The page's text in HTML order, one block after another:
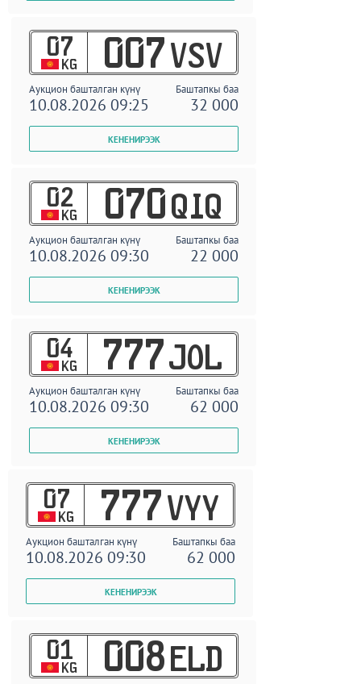
07
KG 007 VSV
Аукцион башталган күнү Баштапкы баа
10.08.2026 09:25 32 000
02
KG 070 QIQ
Аукцион башталган күнү Баштапкы баа
10.08.2026 09:30 22 000
04
KG 777 JOL
Аукцион башталган күнү Баштапкы баа
10.08.2026 09:30 62 000
07
KG 777 VYY
Аукцион башталган күнү Баштапкы баа
10.08.2026 09:30 62 000
01
KG 008 ELD